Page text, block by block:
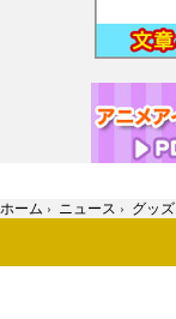
ホーム › ニュース › グッズ